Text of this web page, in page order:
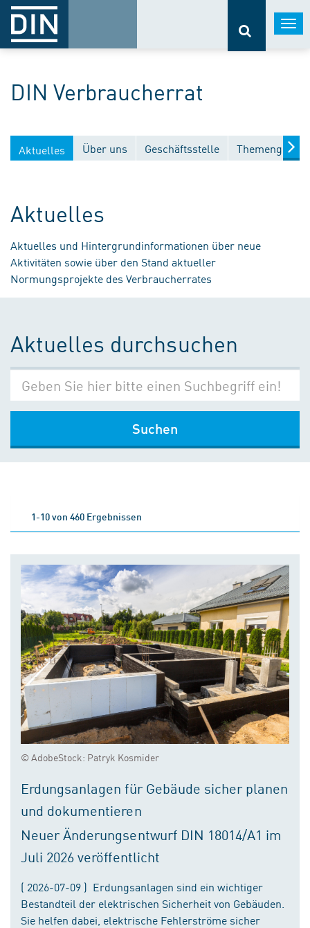
DIN Verbraucherrat
Aktuelles Über uns Geschäftsstelle
Aktuelles
Aktuelles und Hintergrundinformationen über neue
Aktivitäten sowie über den Stand aktueller
Normungsprojekte des Verbraucherrates
Aktuelles durchsuchen
Suchen
1-10 von 460 Ergebnissen
© AdobeStock: Patryk Kosmider
Erdungsanlagen für Gebäude sicher planen
und dokumentieren
Neuer Änderungsentwurf DIN 18014/A1 im
Juli 2026 veröffentlicht
( 2026-07-09 ) Erdungsanlagen sind ein wichtiger
Bestandteil der elektrischen Sicherheit von Gebäuden.
Sie helfen dabei, elektrische Fehlerströme sicher